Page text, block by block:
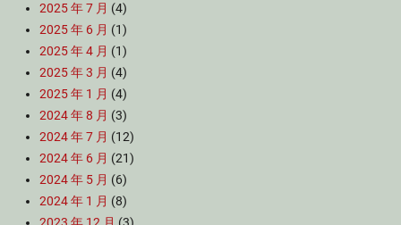
2025 年 7 月 (4)
2025 年 6 月 (1)
2025 年 4 月 (1)
2025 年 3 月 (4)
2025 年 1 月 (4)
2024 年 8 月 (3)
2024 年 7 月 (12)
2024 年 6 月 (21)
2024 年 5 月 (6)
2024 年 1 月 (8)